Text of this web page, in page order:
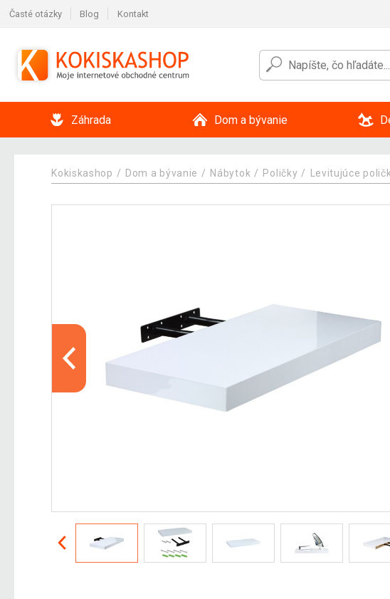
Časté otázky Blog Kontakt
Záhrada Dom a bývanie
Kokiskashop Dom a bývanie Nábytok Poličky Levitujúce